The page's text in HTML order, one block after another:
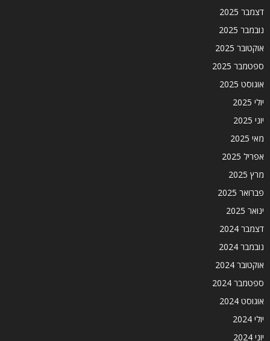
דצמבר 2025
נובמבר 2025
אוקטובר 2025
ספטמבר 2025
אוגוסט 2025
יולי 2025
יוני 2025
מאי 2025
אפריל 2025
מרץ 2025
פברואר 2025
ינואר 2025
דצמבר 2024
נובמבר 2024
אוקטובר 2024
ספטמבר 2024
אוגוסט 2024
יולי 2024
יוני 2024